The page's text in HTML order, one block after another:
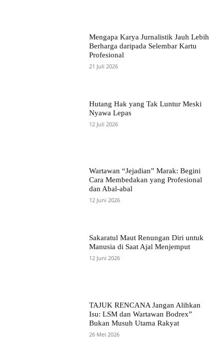
Mengapa Karya Jurnalistik Jauh Lebih
Berharga daripada Selembar Kartu
Profesional
21 Juli 2026
Hutang Hak yang Tak Luntur Meski
Nyawa Lepas
12 Juli 2026
Wartawan “Jejadian” Marak: Begini
Cara Membedakan yang Profesional
dan Abal-abal
12 Juni 2026
Sakaratul Maut Renungan Diri untuk
Manusia di Saat Ajal Menjemput
12 Juni 2026
TAJUK RENCANA Jangan Alihkan
Isu: LSM dan Wartawan Bodrex”
Bukan Musuh Utama Rakyat
26 Mei 2026